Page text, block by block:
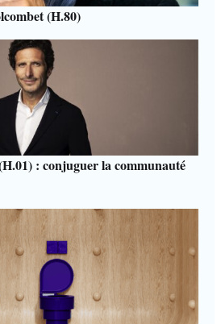
(H.80)
: conjuguer la communauté